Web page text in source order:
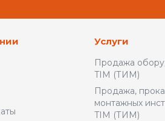
Услуги
Продажа
TIM (ТИМ)
Продажа,
монтажных
TIM (ТИМ)